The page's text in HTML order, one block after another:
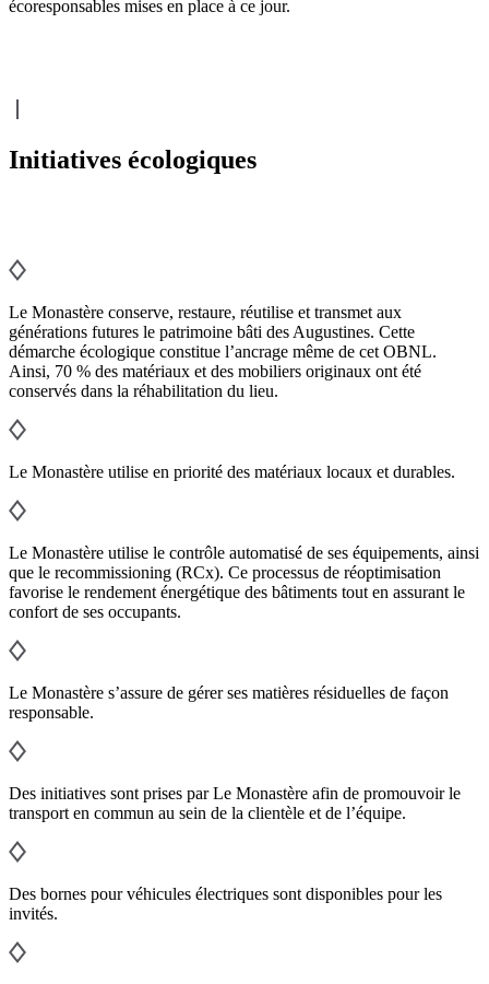
écoresponsables mises en place à ce jour.
Initiatives écologiques
Le Monastère conserve, restaure, réutilise et transmet aux
générations futures le patrimoine bâti des Augustines. Cette
démarche écologique constitue l’ancrage même de cet OBNL.
Ainsi, 70 % des matériaux et des mobiliers originaux ont été
conservés dans la réhabilitation du lieu.
Le Monastère utilise en priorité des matériaux locaux et durables.
Le Monastère utilise le contrôle automatisé de ses équipements, ainsi
que le recommissioning (RCx). Ce processus de réoptimisation
favorise le rendement énergétique des bâtiments tout en assurant le
confort de ses occupants.
Le Monastère s’assure de gérer ses matières résiduelles de façon
responsable.
Des initiatives sont prises par Le Monastère afin de promouvoir le
transport en commun au sein de la clientèle et de l’équipe.
Des bornes pour véhicules électriques sont disponibles pour les
invités.